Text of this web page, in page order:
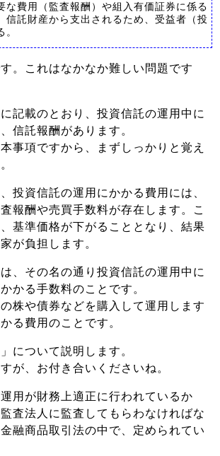
な費用（監査報酬）や組入有価証券に係る
信託財産から支出されるため、受益者（投
。これはなかなか難しい問題です
記載のとおり、投資信託の運用中に
信託報酬があります。
事項ですから、まずしっかりと覚え
投資信託の運用にかかる費用には、
報酬や売買手数料が存在します。こ
基準価格が下がることとなり、結果
が負担します。
、その名の通り投資信託の運用中に
かる手数料のことです。
株や債券などを購入して運用します
る費用のことです。
について説明します。
が、お付き合いくださいね。
用が財務上適正に行われているか
査法人に監査してもらわなければな
融商品取引法の中で、定められてい